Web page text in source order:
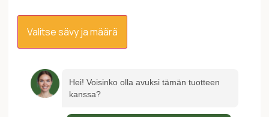
Valitse sävy ja määrä